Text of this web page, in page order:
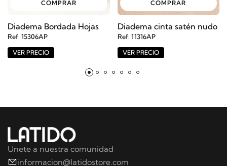
COMPRAR
Diadema Bordada Hojas
Ref: 15306AP
VER PRECIO
COMPRAR
Diadema cinta satén nudo
Ref: 11316AP
VER PRECIO
Unete a nuestra comunidad
informacion@latidostore.com